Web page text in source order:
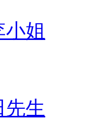
姐
先生